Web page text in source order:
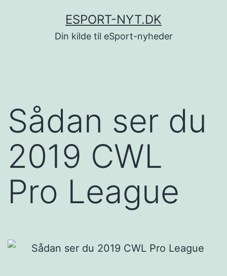
ESPORT-NYT.DK
Din kilde til eSport-nyheder
Sådan ser du
2019 CWL
Pro League